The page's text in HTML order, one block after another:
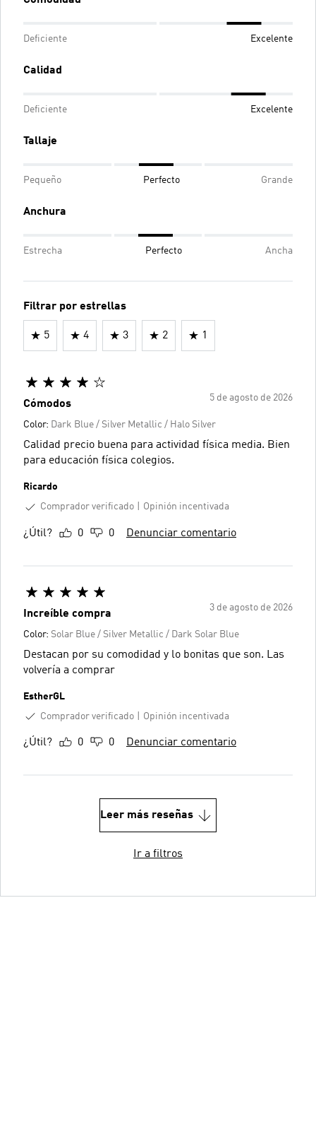
Deficiente Excelente
Calidad
Deficiente Excelente
Tallaje
Pequeño Perfecto Grande
Anchura
Estrecha Perfecto Ancha
Filtrar por estrellas
5 4 3 2 1
5 de agosto de 2026
Cómodos
Color: Dark Blue / Silver Metallic / Halo Silver
Calidad precio buena para actividad física media. Bien
para educación física colegios.
Ricardo
Comprador verificado
Opinión incentivada
¿Útil? 0 0 Denunciar comentario
3 de agosto de 2026
Increíble compra
Color: Solar Blue / Silver Metallic / Dark Solar Blue
Destacan por su comodidad y lo bonitas que son. Las
volvería a comprar
EstherGL
Comprador verificado
Opinión incentivada
¿Útil? 0 0 Denunciar comentario
Leer más reseñas
Ir a filtros